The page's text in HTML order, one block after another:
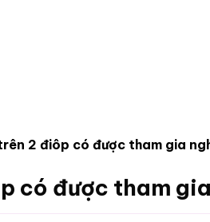
2 điôp có được tham gia
có được tham